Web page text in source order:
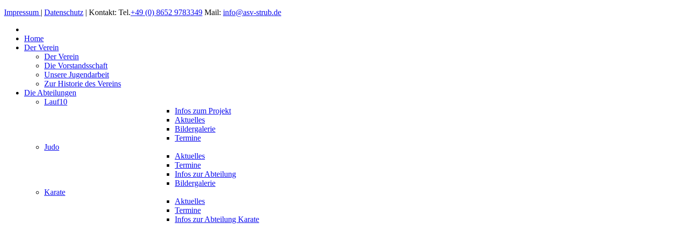
Impressum | Datenschutz | Kontakt: Tel.+49 (0) 8652 9783349 Mail: info@asv-strub.de
Home
Der Verein
Der Verein
Die Vorstandsschaft
Unsere Jugendarbeit
Zur Historie des Vereins
Die Abteilungen
Lauf10
Infos zum Projekt
Aktuelles
Bildergalerie
Termine
Judo
Aktuelles
Termine
Infos zur Abteilung
Bildergalerie
Karate
Aktuelles
Termine
Infos zur Abteilung Karate